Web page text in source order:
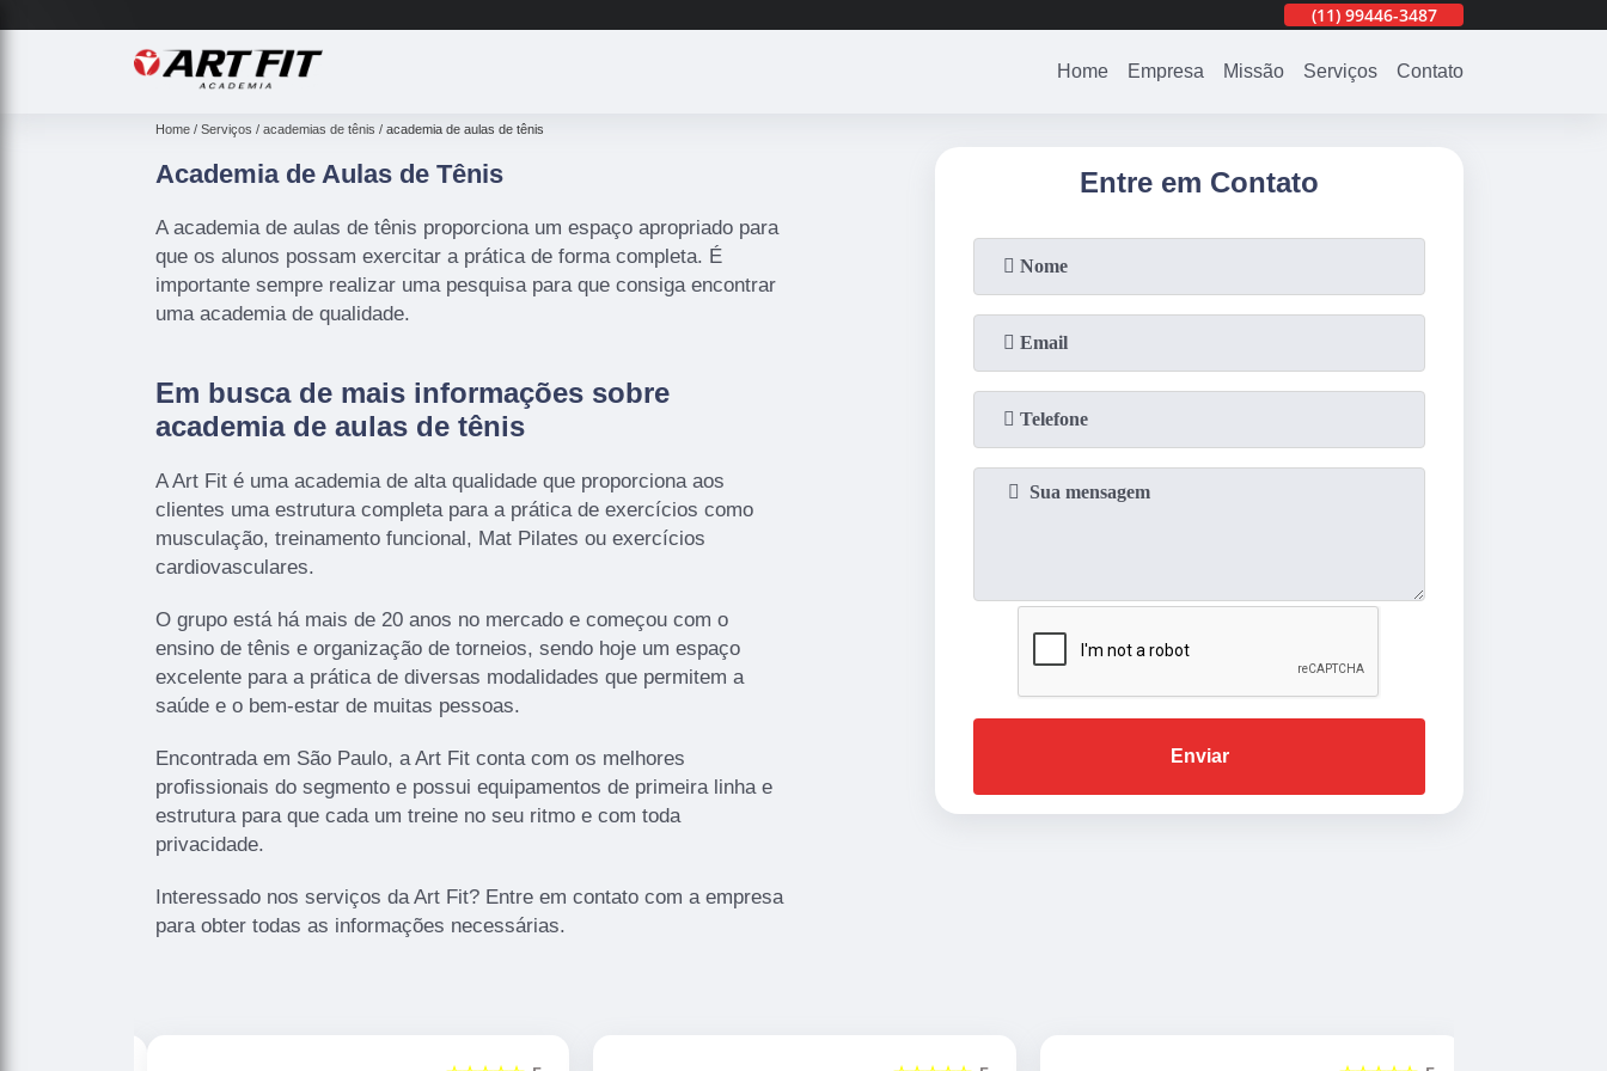
(11) 99446-3487
Home Empresa Missão Serviços Contato
Home Serviços academias de tênis academia de aulas de tênis
Academia de Aulas de Tênis
A academia de aulas de tênis proporciona um espaço apropriado para
que os alunos possam exercitar a prática de forma completa. É
importante sempre realizar uma pesquisa para que consiga encontrar
uma academia de qualidade.
Em busca de mais informações sobre
academia de aulas de tênis
A Art Fit é uma academia de alta qualidade que proporciona aos
clientes uma estrutura completa para a prática de exercícios como
musculação, treinamento funcional, Mat Pilates ou exercícios
cardiovasculares.
O grupo está há mais de 20 anos no mercado e começou com o
ensino de tênis e organização de torneios, sendo hoje um espaço
excelente para a prática de diversas modalidades que permitem a
saúde e o bem-estar de muitas pessoas.
Encontrada em São Paulo, a Art Fit conta com os melhores
profissionais do segmento e possui equipamentos de primeira linha e
estrutura para que cada um treine no seu ritmo e com toda
privacidade.
Interessado nos serviços da Art Fit? Entre em contato com a empresa
para obter todas as informações necessárias.
Entre em Contato
Enviar